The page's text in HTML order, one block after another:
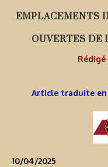
EMPLACEMENTS
OUVERTES
Rédigé
Article traduite en
10/04/2025